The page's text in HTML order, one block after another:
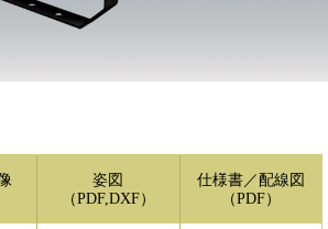
姿図
（PDF,DXF）
仕様書／配線図
（PDF）